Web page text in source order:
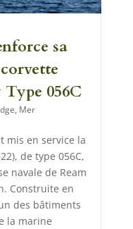
sa
056C
, Mer
mis en service la
de type 056C,
navale de Ream
Construite en
des bâtiments
la marine